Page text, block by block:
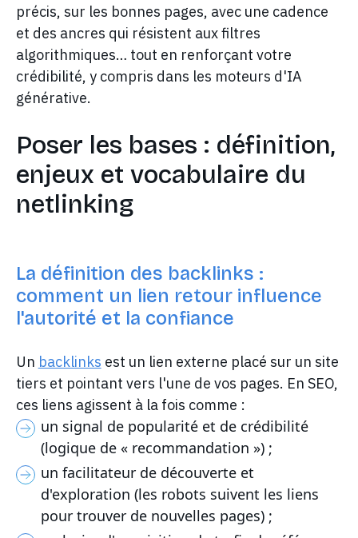
précis, sur les bonnes pages, avec une cadence
et des ancres qui résistent aux filtres
algorithmiques… tout en renforçant votre
crédibilité, y compris dans les moteurs d'IA
générative.
Poser les bases : définition,
enjeux et vocabulaire du
netlinking
La définition des backlinks :
comment un lien retour influence
l'autorité et la confiance
Un backlinks est un lien externe placé sur un site
tiers et pointant vers l'une de vos pages. En SEO,
ces liens agissent à la fois comme :
un signal de popularité et de crédibilité
(logique de « recommandation ») ;
un facilitateur de découverte et
d'exploration (les robots suivent les liens
pour trouver de nouvelles pages) ;